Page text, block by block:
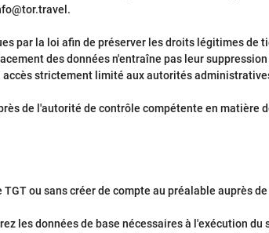
par la loi afin de préserver les droits légitimes de
des données n'entraîne pas leur
strictement limité aux autorités
de l'autorité de contrôle compétente en matière
ou sans créer de compte au préalable auprès de
les données de base nécessaires à l'exécution